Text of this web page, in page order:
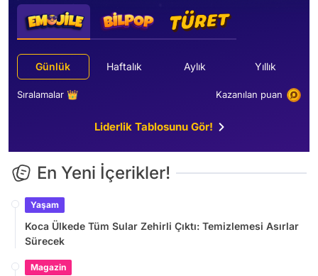
Günlük Haftalık Aylık Yıllık
Sıralamalar 👑 Kazanılan puan
Liderlik Tablosunu Gör!
En Yeni İçerikler!
Yaşam
Koca Ülkede Tüm Sular Zehirli Çıktı: Temizlemesi Asırlar
Sürecek
Magazin